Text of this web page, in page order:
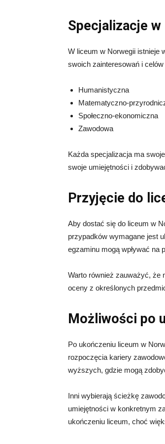
Specjalizacje
W liceum w Norwegii istnieje
swoich zainteresowań i
Humanistyczna
Matematyczno-
Społeczno-ekonomiczna
Zawodowa
Każda specjalizacja ma
swoje umiejętności i
Przyjęcie do
Aby dostać się do liceum w
przypadków wymagane jest
egzaminu mogą wpływać na
Warto również zauważyć, że
oceny z określonych
Możliwości po
Po ukończeniu liceum w
rozpoczęcia kariery
wyższych, gdzie mogą
Inni wybierają ścieżkę
umiejętności w konkretnym
ukończeniu liceum, choć